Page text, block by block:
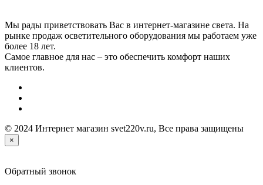
Мы рады приветствовать Вас в интернет-магазине света. На
рынке продаж осветительного оборудования мы работаем уже
более 18 лет.
Самое главное для нас – это обеспечить комфорт наших
клиентов.
© 2024 Интернет магазин svet220v.ru, Все права защищены
×
Обратный звонок